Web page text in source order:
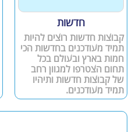
חדשות
קבוצות חדשות רוצים להיות
תמיד מעודכנים בחדשות הכי
חמות בארץ ובעולם בכל
תחום הצטרפו למגוון רחב
של קבוצות חדשות ותיהיו
תמיד מעודכנים.